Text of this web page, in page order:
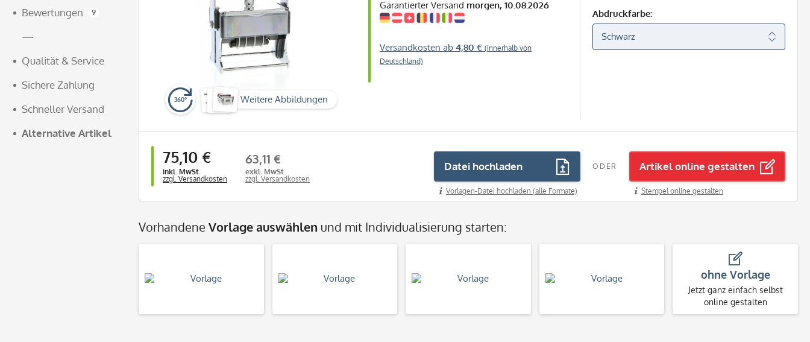
Bewertungen 9
—
Qualität & Service
Sichere Zahlung
Schneller Versand
Alternative Artikel
360° Weitere Abbildungen
Garantierter Versand morgen, 10.08.2026
Versandkosten ab 4,80 € (innerhalb von
Deutschland)
Abdruckfarbe:
75,10 €
inkl. MwSt.
zzgl. Versandkosten
63,11 €
exkl. MwSt.
zzgl. Versandkosten
Datei hochladen
Vorlagen-Datei hochladen (alle Formate)
ODER Artikel online gestalten
Stempel online gestalten
Vorhandene Vorlage auswählen und mit Individualisierung starten:
ohne Vorlage
Jetzt ganz einfach selbst
online gestalten